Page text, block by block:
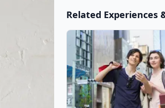
🎆 มัตสึริ
เทศกาล
ดูตั๋ว
Related Experiences